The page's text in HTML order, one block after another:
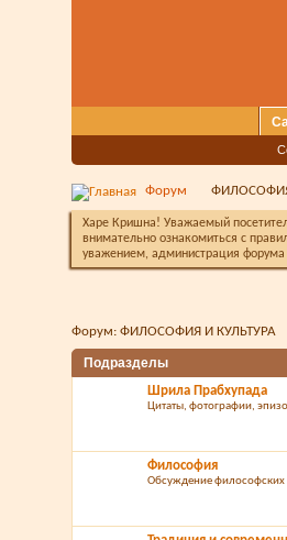
Форум
Харе Кришна! Уважаемый
внимательно ознакомиться с
уважением, администрация
Форум: ФИЛОСОФИЯ И КУЛЬТУРА
Подразделы
Шрила Прабхупада
Цитаты, фотографии,
Философия
Обсуждение философских